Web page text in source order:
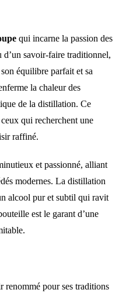
qui incarne la passion des
d’un savoir-faire traditionnel,
équilibre parfait et sa
la chaleur des
de la distillation. Ce
qui recherchent une
raffiné.
et passionné, alliant
modernes. La distillation
alcool pur et subtil qui ravit
est le garant d’une
renommé pour ses traditions